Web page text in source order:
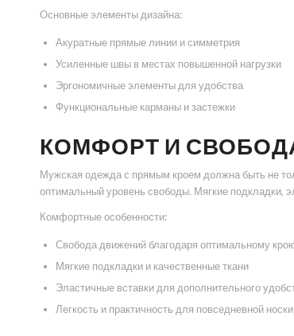
Основные элементы дизайна:
Акуратные прямые линии и симметрия
Усиленные швы в местах повышенной нагрузки
Эргономичные элементы для удобства
Функциональные карманы и застежки
КОМФОРТ И
Мужская одежда с прямым кроем должна быть не
оптимальный уровень свободы. Мягкие подкладки,
Комфортные особенности:
Свобода движений благодаря оптимальному
Мягкие подкладки и качественные ткани
Эластичные вставки для дополнительного
Легкость и практичность для повседневной носки